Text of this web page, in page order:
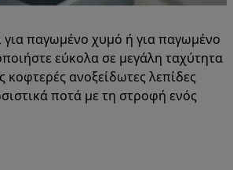
για παγωμένο χυμό ή για παγωμένο
εύκολα σε μεγάλη ταχύτητα
κοφτερές ανοξείδωτες λεπίδες
ποτά με τη στροφή ενός